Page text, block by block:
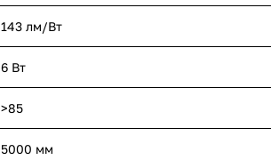
143 лм/Вт
6 Вт
>85
5000 мм